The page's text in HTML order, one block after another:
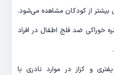
بیشتر از کودکان مشاهده می‌شود.
خوراکی ضد فلج اطفال در افراد
و کزاز در موارد نادری با